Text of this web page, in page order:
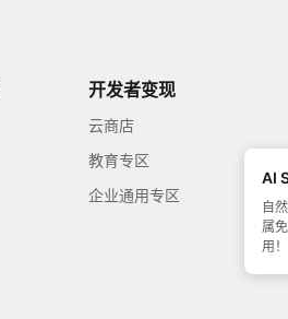
开发者变现
云商店
教育专区
企业通用专区
AI
自
属
用！